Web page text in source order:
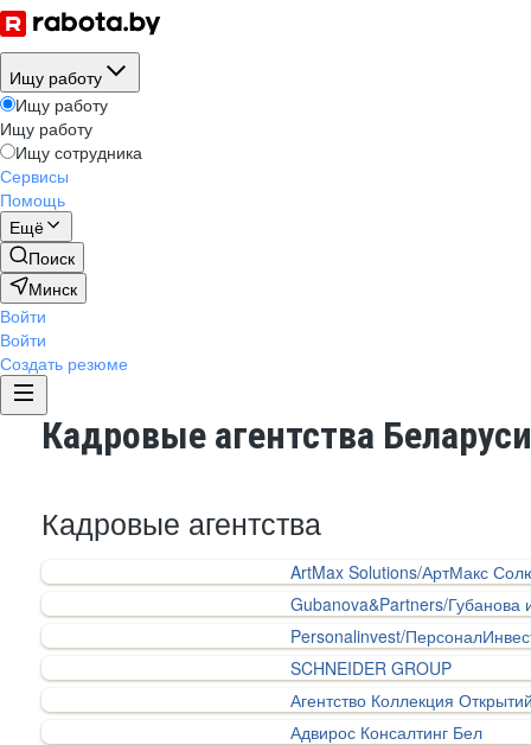
Ищу работу
Ищу работу
Ищу работу
Ищу сотрудника
Сервисы
Помощь
Ещё
Поиск
Минск
Войти
Войти
Создать резюме
Кадровые агентства Беларуси
Кадровые агентства
ArtMax Solutions/АртМакс
Gubanova&Partners/Губанова
Personalinvest/
SCHNEIDER GROUP
Агентство Коллекция
Адвирос Консалтинг Бел